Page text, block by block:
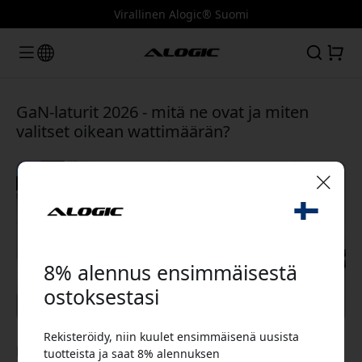
Virallinen Alogic® Suomi
GaN-laturit 2026 - mitä ne ovat ja miten
valitset oikean wattimäärän?
May 23, 2026
8% alennus ensimmäisestä
ostoksestasi
Rekisteröidy, niin kuulet ensimmäisenä uusista
tuotteista ja saat 8% alennuksen
🎉 Alennuskoodisi:
Käytä tätä koodia kassalla saadaksesi 8%